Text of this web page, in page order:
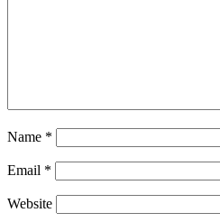
Name *
Email *
Website